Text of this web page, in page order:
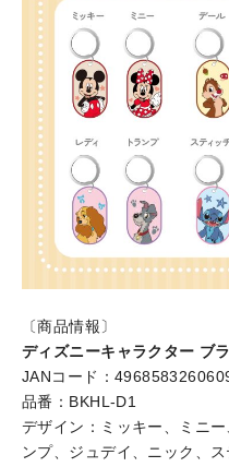
〔商品情報〕
ディズニーキャラクター ブ
JANコード：
品番：BKHL-D1
デザイン：ミッキー、ミニ
ンプ、ジュデイ、ニック、